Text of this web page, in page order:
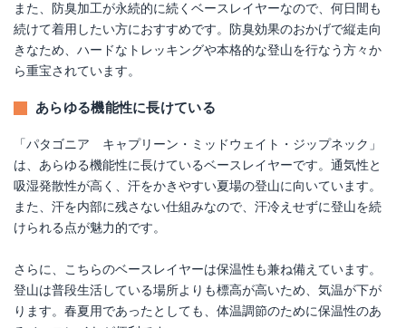
また、防臭加工が永続的に続くベースレイヤーなので、何日間も
続けて着用したい方におすすめです。防臭効果のおかげで縦走向
きなため、ハードなトレッキングや本格的な登山を行なう方々か
ら重宝されています。
あらゆる機能性に長けている
「パタゴニア キャプリーン・ミッドウェイト・ジップネック」
は、あらゆる機能性に長けているベースレイヤーです。通気性と
吸湿発散性が高く、汗をかきやすい夏場の登山に向いています。
また、汗を内部に残さない仕組みなので、汗冷えせずに登山を続
けられる点が魅力的です。
さらに、こちらのベースレイヤーは保温性も兼ね備えています。
登山は普段生活している場所よりも標高が高いため、気温が下が
ります。春夏用であったとしても、体温調節のために保温性のあ